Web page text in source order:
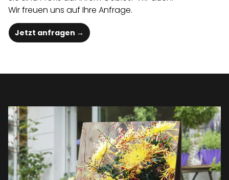
Wir freuen uns auf Ihre Anfrage.
Jetzt anfragen →